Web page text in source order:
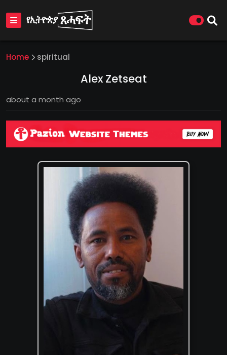
Home spiritual
Alex Zetseat
about a month ago